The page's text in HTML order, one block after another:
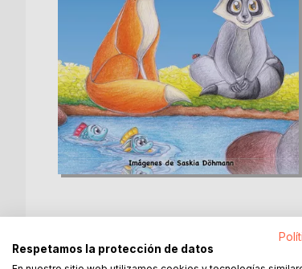
Respetamos la protección de datos